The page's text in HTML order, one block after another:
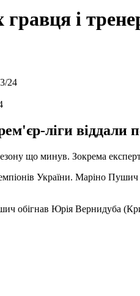
і
ліги віддали
що минув. Зокрема
України. Маріно
обігнав Юрія Вернидуба